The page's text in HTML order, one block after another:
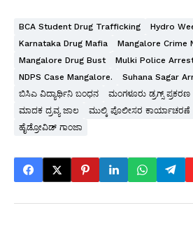
BCA Student Drug Trafficking
Hydro
Karnataka Drug Mafia
Mangalore Crime
Mangalore Drug Bust
Mulki Police
NDPS Case Mangalore.
Suhana Sagar
ಬಿಸಿಎ ವಿದ್ಯಾರ್ಥಿನಿ ಬಂಧನ
ಮಂಗಳೂರು ಡ್ರಗ್ಸ್ ಪ್ರಕರಣ
ಮಾದಕ ದ್ರವ್ಯ ಜಾಲ
ಮುಲ್ಕಿ ಪೊಲೀಸರ ಕಾರ್ಯಾಚರಣೆ
ಹೈಡ್ರೋವಿಡ್ ಗಾಂಜಾ